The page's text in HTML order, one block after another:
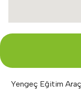
Yengeç Eğitim